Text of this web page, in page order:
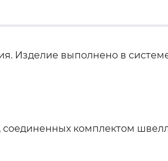
Изделие выполнено в
комплектом